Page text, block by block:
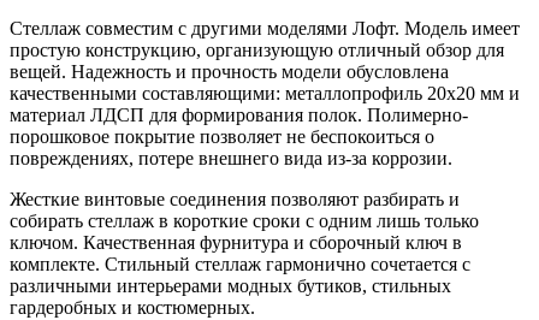
Стеллаж совместим с другими моделями Лофт. Модель имеет
простую конструкцию, организующую отличный обзор для
вещей. Надежность и прочность модели обусловлена
качественными составляющими: металлопрофиль 20х20 мм и
материал ЛДСП для формирования полок. Полимерно-
порошковое покрытие позволяет не беспокоиться о
повреждениях, потере внешнего вида из-за коррозии.
Жесткие винтовые соединения позволяют разбирать и
собирать стеллаж в короткие сроки с одним лишь только
ключом. Качественная фурнитура и сборочный ключ в
комплекте. Стильный стеллаж гармонично сочетается с
различными интерьерами модных бутиков, стильных
гардеробных и костюмерных.